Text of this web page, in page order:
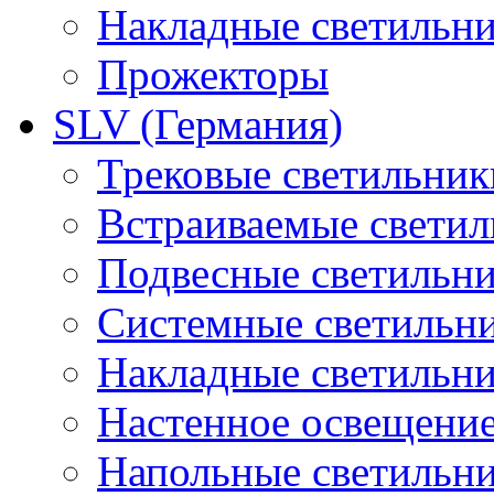
Накладные
Прожекторы
SLV (Германия)
Трековые
Встраиваемые
Подвесные
Системные
Накладные
Настенное
Напольные